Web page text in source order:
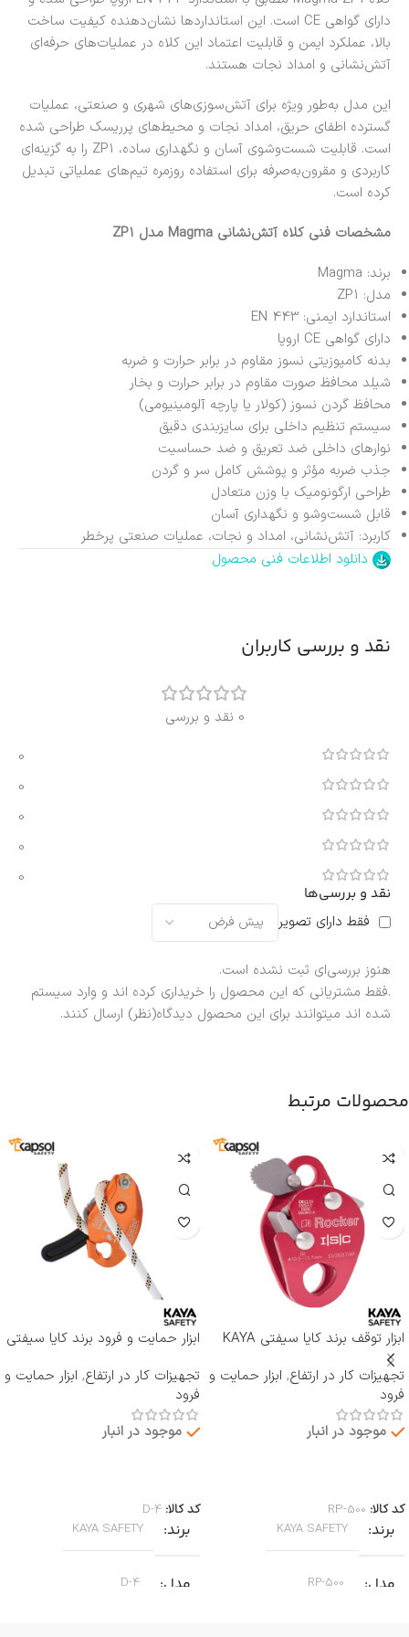
دارای گواهی CE است. این استانداردها نشان‌دهنده کیفیت ساخت
بالا، عملکرد ایمن و قابلیت اعتماد این کلاه در عملیات‌های حرفه‌ای
آتش‌نشانی و امداد نجات هستند.
این مدل به‌طور ویژه برای آتش‌سوزی‌های شهری و صنعتی، عملیات
گسترده اطفای حریق، امداد نجات و محیط‌های پرریسک طراحی شده
است. قابلیت شست‌وشوی آسان و نگهداری ساده، ZP1 را به گزینه‌ای
کاربردی و مقرون‌به‌صرفه برای استفاده روزمره تیم‌های عملیاتی تبدیل
کرده است.
مشخصات فنی کلاه آتش‌نشانی Magma مدل ZP1
برند: Magma
مدل: ZP1
استاندارد ایمنی: EN 443
دارای گواهی CE اروپا
بدنه کامپوزیتی نسوز مقاوم در برابر حرارت و ضربه
شیلد محافظ صورت مقاوم در برابر حرارت و بخار
محافظ گردن نسوز (کولار یا پارچه آلومینیومی)
سیستم تنظیم داخلی برای سایزبندی دقیق
نوارهای داخلی ضد تعریق و ضد حساسیت
جذب ضربه مؤثر و پوشش کامل سر و گردن
طراحی ارگونومیک با وزن متعادل
قابل شست‌وشو و نگهداری آسان
کاربرد: آتش‌نشانی، امداد و نجات، عملیات صنعتی پرخطر
دانلود اطلاعات فنی محصول
نقد و بررسی کاربران
0 نقد و بررسی
0
0
0
0
0
نقد و بررسی‌ها
فقط دارای تصویر
هنوز بررسی‌ای ثبت نشده است.
.فقط مشتریانی که این محصول را خریداری کرده اند و وارد سیستم
شده اند میتوانند برای این محصول دیدگاه(نظر) ارسال کنند.
محصولات مرتبط
ابزار توقف برند کایا سیفتی KAYA
SAFETY مدل RP-500 ROCKER
تجهیزات کار در ارتفاع, ابزار حمایت و
فرود
موجود در انبار
کد کالا: RP-500
برند KAYA SAFETY
مدل RP-500
ابزار حمایت و فرود برند کایا سیفتی
تجهیزات کار در ارتفاع, ابزار حمایت و
فرود
موجود در انبار
کد کالا: D-4
برند KAYA SAFETY
مدل D-4